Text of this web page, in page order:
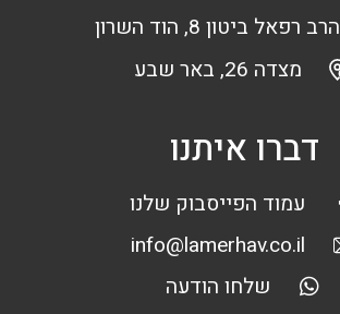
הרב רפאל ביטון 8, הוד השרון
מצדה 26, באר שבע
דברו איתנו
עמוד הפייסבוק שלנו
info@lamerhav.co.il
שלחו הודעה